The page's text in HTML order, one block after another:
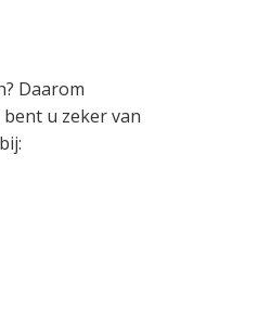
Daarom
u zeker van